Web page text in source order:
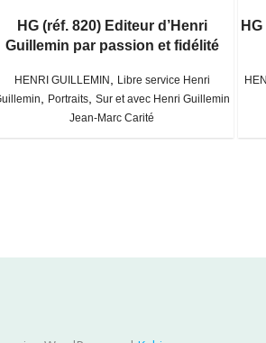
HG (réf. 820) Editeur d’Henri
Guillemin par passion et fidélité
HENRI GUILLEMIN
Libre service Henri
Portraits Sur et avec Henri Guillemin
Jean-Marc Carité